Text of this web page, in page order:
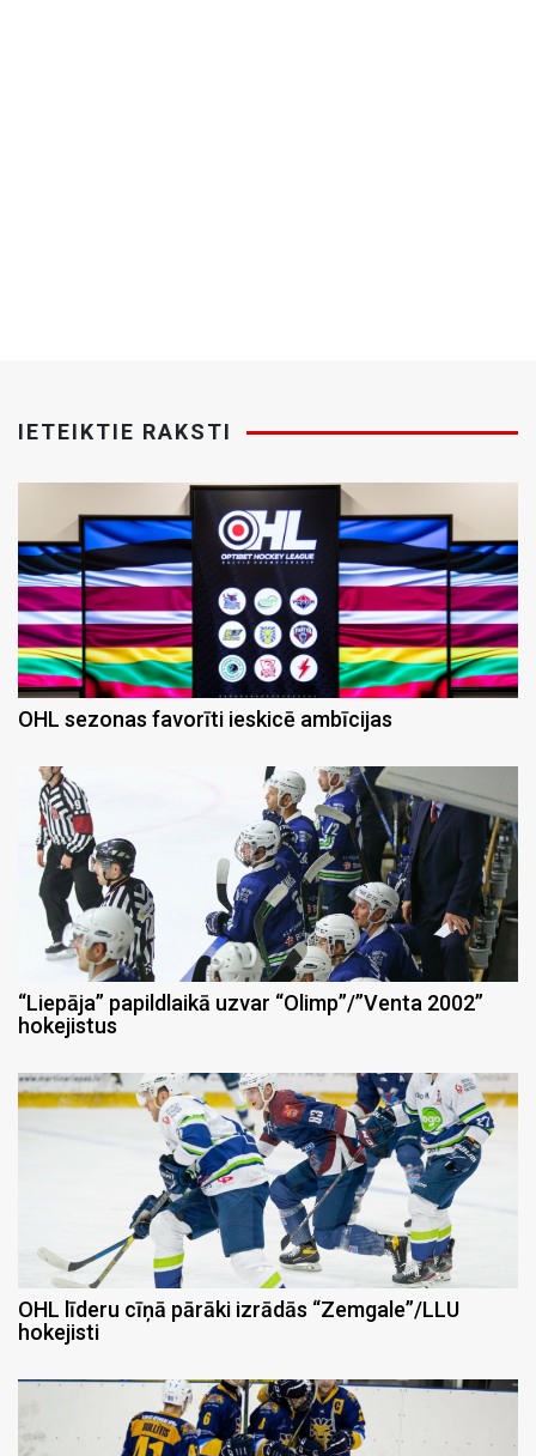
IETEIKTIE RAKSTI
OHL sezonas favorīti ieskicē ambīcijas
“Liepāja” papildlaikā uzvar “Olimp”/”Venta 2002”
hokejistus
OHL līderu cīņā pārāki izrādās “Zemgale”/LLU
hokejisti